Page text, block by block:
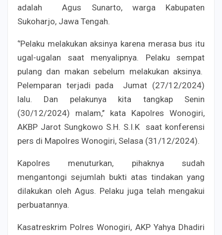
adalah Agus Sunarto, warga Kabupaten
Sukoharjo, Jawa Tengah.
‘’Pelaku melakukan aksinya karena merasa bus itu
ugal-ugalan saat menyalipnya. Pelaku sempat
pulang dan makan sebelum melakukan aksinya.
Pelemparan terjadi pada Jumat (27/12/2024)
lalu. Dan pelakunya kita tangkap Senin
(30/12/2024) malam,’’ kata Kapolres Wonogiri,
AKBP Jarot Sungkowo S.H. S.I.K saat konferensi
pers di Mapolres Wonogiri, Selasa (31/12/2024).
Kapolres menuturkan, pihaknya sudah
mengantongi sejumlah bukti atas tindakan yang
dilakukan oleh Agus. Pelaku juga telah mengakui
perbuatannya.
Kasatreskrim Polres Wonogiri, AKP Yahya Dhadiri